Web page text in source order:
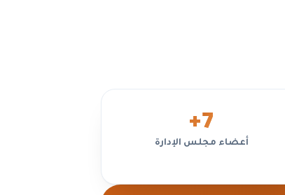
7
+
أعضاء مجلس الإدارة